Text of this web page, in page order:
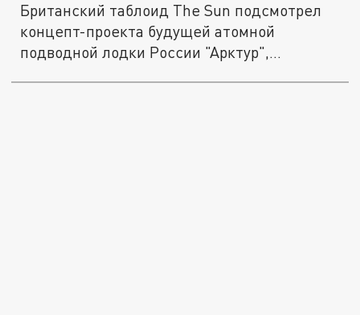
Британский таблоид The Sun подсмотрел
концепт-проекта будущей атомной
подводной лодки России "Арктур",...